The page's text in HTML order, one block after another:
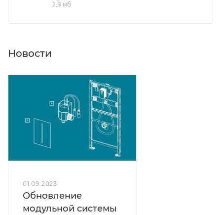
2,8 мб
Новости
01.09.2023
Обновление
модульной системы